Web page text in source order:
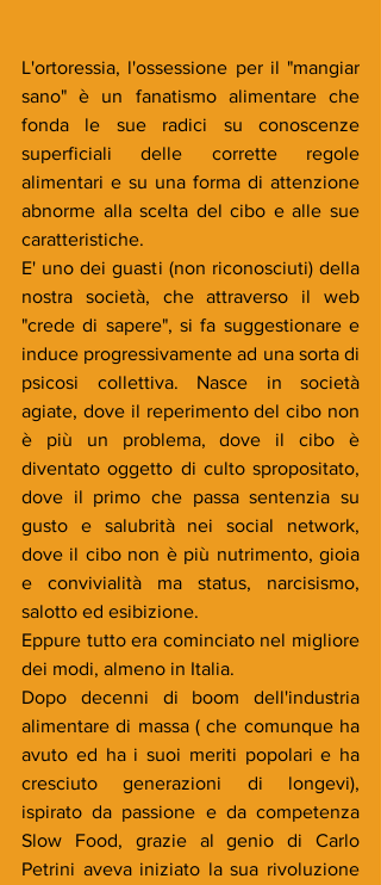
L'ortoressia, l'ossessione per il "mangiar
sano" è un fanatismo alimentare che
fonda le sue radici su conoscenze
superficiali delle corrette regole
alimentari e su una forma di attenzione
abnorme alla scelta del cibo e alle sue
caratteristiche.
E' uno dei guasti (non riconosciuti) della
nostra società, che attraverso il web
"crede di sapere", si fa suggestionare e
induce progressivamente ad una sorta di
psicosi collettiva. Nasce in società
agiate, dove il reperimento del cibo non
è più un problema, dove il cibo è
diventato oggetto di culto spropositato,
dove il primo che passa sentenzia su
gusto e salubrità nei social network,
dove il cibo non è più nutrimento, gioia
e convivialità ma status, narcisismo,
salotto ed esibizione.
Eppure tutto era cominciato nel migliore
dei modi, almeno in Italia.
Dopo decenni di boom dell'industria
alimentare di massa ( che comunque ha
avuto ed ha i suoi meriti popolari e ha
cresciuto generazioni di longevi),
ispirato da passione e da competenza
Slow Food, grazie al genio di Carlo
Petrini aveva iniziato la sua rivoluzione